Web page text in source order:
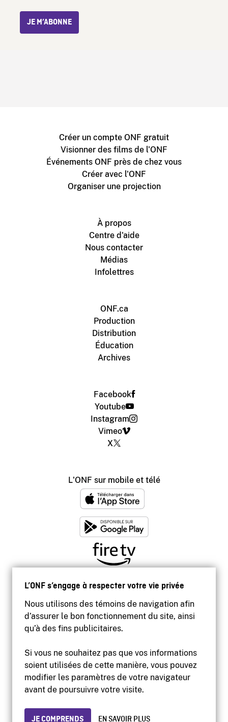
L’ONF s’engage à respecter votre vie privée
Nous utilisons des témoins de navigation afin
d’assurer le bon fonctionnement du site, ainsi
qu’à des fins publicitaires.
Si vous ne souhaitez pas que vos informations
soient utilisées de cette manière, vous pouvez
modifier les paramètres de votre navigateur
avant de poursuivre votre visite.
JE COMPRENDS EN SAVOIR PLUS
JE M’ABONNE
Créer un compte ONF gratuit
Visionner des films de l'ONF
Événements ONF près de chez vous
Créer avec l'ONF
Organiser une projection
À propos
Centre d'aide
Nous contacter
Médias
Infolettres
ONF.ca
Production
Distribution
Éducation
Archives
Facebook
Youtube
Instagram
Vimeo
X
L'ONF sur mobile et télé
Accessibilité
Site institutionnel
Protection des renseignements personnels